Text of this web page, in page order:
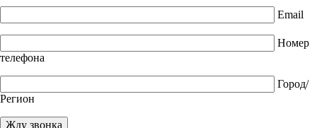
Email
Номер
телефона
Город/
Регион